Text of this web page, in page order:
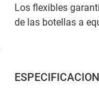
Los flexibles
de las botellas a